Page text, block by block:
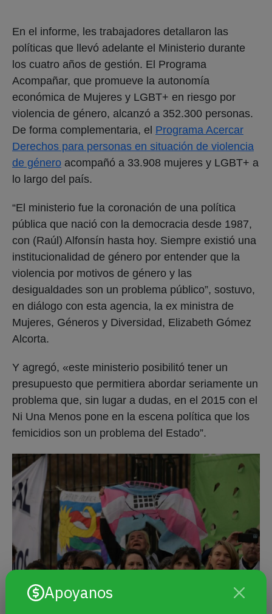
Apoyanos
En el informe, les trabajadores detallaron las
políticas que llevó adelante el Ministerio durante
los cuatro años de gestión. El Programa
Acompañar, que promueve la autonomía
económica de Mujeres y LGBT+ en riesgo por
violencia de género, alcanzó a 352.300 personas.
De forma complementaria, el Programa Acercar
Derechos para personas en situación de violencia
de género acompañó a 33.908 mujeres y LGBT+ a
lo largo del país.
“El ministerio fue la coronación de una política
pública que nació con la democracia desde 1987,
con (Raúl) Alfonsín hasta hoy. Siempre existió una
institucionalidad de género por entender que la
violencia por motivos de género y las
desigualdades son un problema público”, sostuvo,
en diálogo con esta agencia, la ex ministra de
Mujeres, Géneros y Diversidad, Elizabeth Gómez
Alcorta.
Y agregó, «este ministerio posibilitó tener un
presupuesto que permitiera abordar seriamente un
problema que, sin lugar a dudas, en el 2015 con el
Ni Una Menos pone en la escena política que los
femicidios son un problema del Estado”.